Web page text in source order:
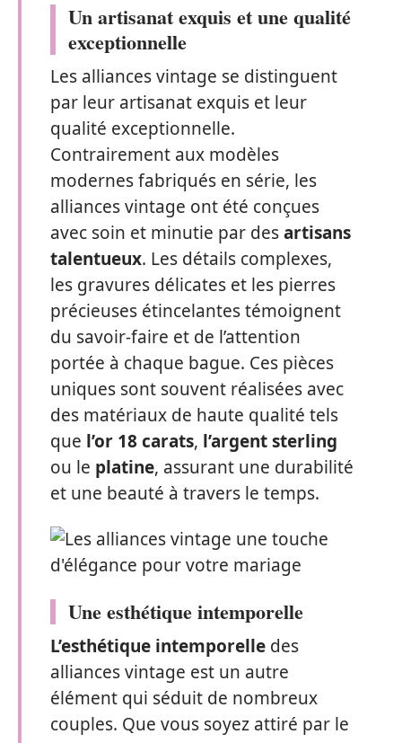
Un artisanat exquis et une qualité
exceptionnelle
Les alliances vintage se distinguent
par leur artisanat exquis et leur
qualité exceptionnelle.
Contrairement aux modèles
modernes fabriqués en série, les
alliances vintage ont été conçues
avec soin et minutie par desartisans
talentueux. Les détails complexes,
les gravures délicates et les pierres
précieuses étincelantes témoignent
du savoir-faire et de l’attention
portée à chaque bague. Ces pièces
uniques sont souvent réalisées avec
des matériaux de haute qualité tels
que l’or 18 carats, l’argent sterling
ou le platine, assurant une durabilité
et une beauté à travers le temps.
Une esthétique intemporelle
L’esthétique intemporelle des
alliances vintage est un autre
élément qui séduit de nombreux
couples. Que vous soyez attiré par le